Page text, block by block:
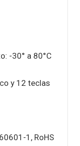
-30° a 80°C
y 12 teclas
1, RoHS